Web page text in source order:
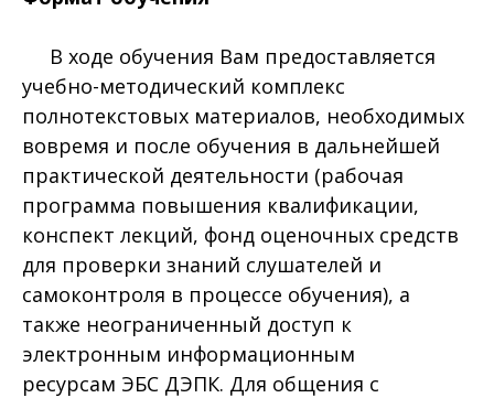
В ходе обучения Вам предоставляется
учебно-методический комплекс
полнотекстовых материалов, необходимых
вовремя и после обучения в дальнейшей
практической деятельности (рабочая
программа повышения квалификации,
конспект лекций, фонд оценочных средств
для проверки знаний слушателей и
самоконтроля в процессе обучения), а
также неограниченный доступ к
электронным информационным
ресурсам ЭБС ДЭПК. Для общения с